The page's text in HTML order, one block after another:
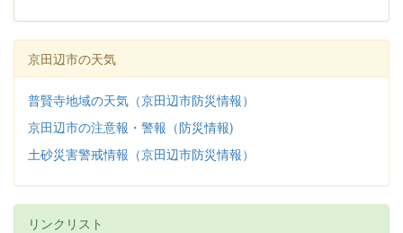
京田辺市の天気
普賢寺地域の天気（京田辺市防災情報）
京田辺市の注意報・警報（防災情報)
土砂災害警戒情報（京田辺市防災情報）
リンクリスト